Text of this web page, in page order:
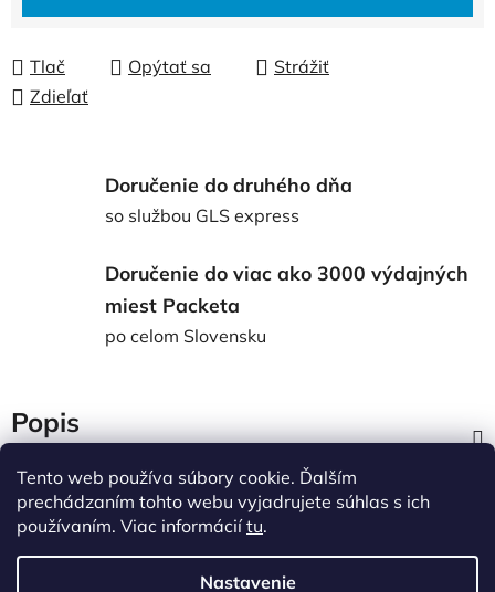
Tento web používa súbory cookie. Ďalším
prechádzaním tohto webu vyjadrujete súhlas s ich
používaním. Viac informáciítu.
Nastavenie
Tlač Opýtať sa
Strážiť
Zdieľať
Doručenie do druhého dňa
so službou GLS express
Doručenie do viac ako 3000 výdajných
miest Packeta
po celom Slovensku
Popis
Diskusia